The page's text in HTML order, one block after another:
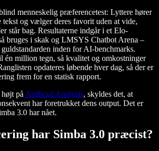
menneskelig præferencetest: Lyttere hører
tekst og vælger deres favorit uden at vide,
står bag. Resultaterne indgår i et Elo-
bruges i skak og LMSYS Chatbot Arena –
inden for AI-benchmarks.
én million tegn, så kvalitet og omkostninger
opdateres løbende hver dag, så der er
frem for en statisk rapport.
påArtificial Analysis, skyldes det, at
har foretrukket dens output. Det er
3.0 har nået.
har Simba 3.0 præcist?